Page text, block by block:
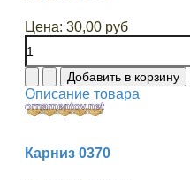
Цена: 30,00 руб
Описание товара
Карниз 0370